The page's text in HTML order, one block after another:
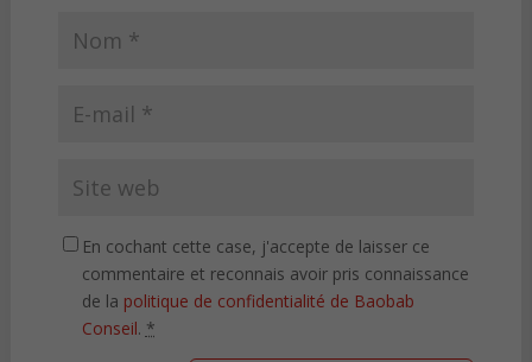
En cochant cette case, j'accepte de laisser ce
commentaire et reconnais avoir pris connaissance
de la politique de confidentialité de Baobab
Conseil. *